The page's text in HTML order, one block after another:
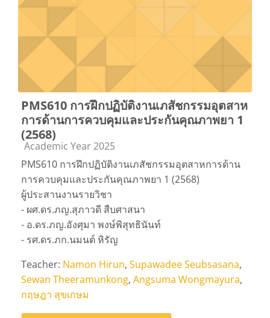
PMS610 การฝึกปฏิบัติงานเภสัชกรรมอุตสาห
การด้านการควบคุมและประกันคุณภาพยา 1
(2568)
Course category
Academic Year 2025
PMS610 การฝึกปฏิบัติงานเภสัชกรรมอุตสาหการด้าน
การควบคุมและประกันคุณภาพยา 1 (2568)
ผู้ประสานงานรายวิชา
- ผศ.ดร.ภญ.สุภาวดี สืบศาสนา
- อ.ดร.ภญ.อังศุมา พงษ์พิสุทธินันท์
- รศ.ดร.ภก.นมนต์ หิรัญ
Teacher: Namon Hirun, Supawadee Seubsasana,
Sewan Theeramunkong, Angsuma Wongmayura,
กฤษฎา สุขเกษม